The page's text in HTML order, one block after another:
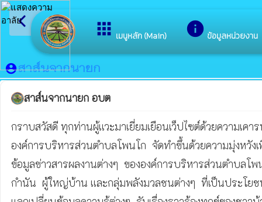
apps เมนูหลัก (Main) info ข้อมูลหน่วยงาน
arrow_back_ios กลับเมนูหลัก ยินดีต้อนรับสู่เว็บไซต์
account_circleสาส์นจากนายก
สาส์นจากนายก อบต
กราบสวัสดี ทุกท่านผู้แวะมาเยี่ยมเยือนเว็ปไซต์ด้วยความเคา
องค์การบริหารส่วนตำบลโพนโก  จัดทำขึ้นด้วยความมุ่งหวัง
ข้อมูลข่าวสารผลงานต่างๆ  ขององค์การบริหารส่วนตำบล
กำนัน  ผู้ใหญ่บ้าน และกลุ่มพลังมวลชนต่างๆ  ที่เป็นประโย